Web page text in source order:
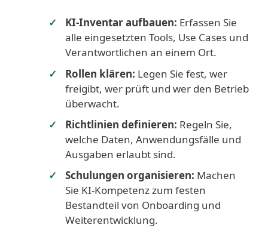
KI-Inventar aufbauen: Erfassen Sie
alle eingesetzten Tools, Use Cases und
Verantwortlichen an einem Ort.
Rollen klären: Legen Sie fest, wer
freigibt, wer prüft und wer den Betrieb
überwacht.
Richtlinien definieren: Regeln Sie,
welche Daten, Anwendungsfälle und
Ausgaben erlaubt sind.
Schulungen organisieren: Machen
Sie KI-Kompetenz zum festen
Bestandteil von Onboarding und
Weiterentwicklung.